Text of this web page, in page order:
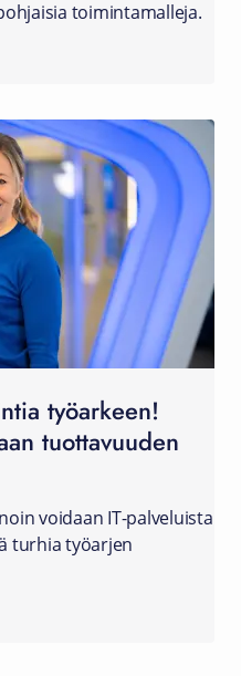
toimintamalleja.
työarkeen!
tuottavuuden
voidaan IT-palveluista
turhia työarjen